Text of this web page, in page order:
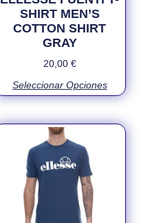
SHIRT MEN’S
COTTON SHIRT
GRAY
20,00 €
Seleccionar Opciones